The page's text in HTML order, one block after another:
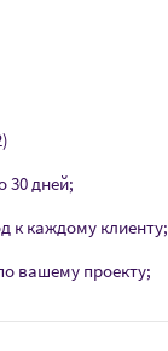
30 дней;
к каждому клиенту;
вашему проекту;